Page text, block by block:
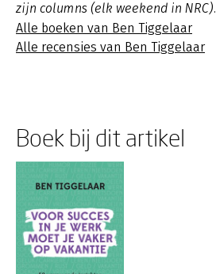
zijn columns (elk weekend in NRC).
Alle boeken van Ben Tiggelaar
Alle recensies van Ben Tiggelaar
Boek bij dit artikel